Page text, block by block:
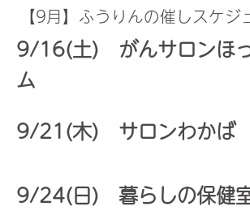
【9月】ふうりんの催しスケジ
9/16(土) がんサロンほ
ム
9/21(木) サロンわかば
9/24(日) 暮らしの保健